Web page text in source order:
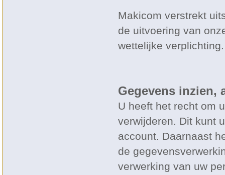
Makicom verstrekt
de uitvoering van
wettelijke verplichting.
Gegevens inzien,
U heeft het recht om
verwijderen. Dit kunt
account. Daarnaast
de
verwerking van uw